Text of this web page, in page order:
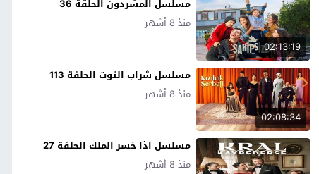
02:13:19
مسلسل المشردون الحلقة 36
منذ 8 أشهر
02:08:34
مسلسل شراب التوت الحلقة 113
منذ 8 أشهر
مسلسل اذا خسر الملك الحلقة 27
منذ 8 أشهر